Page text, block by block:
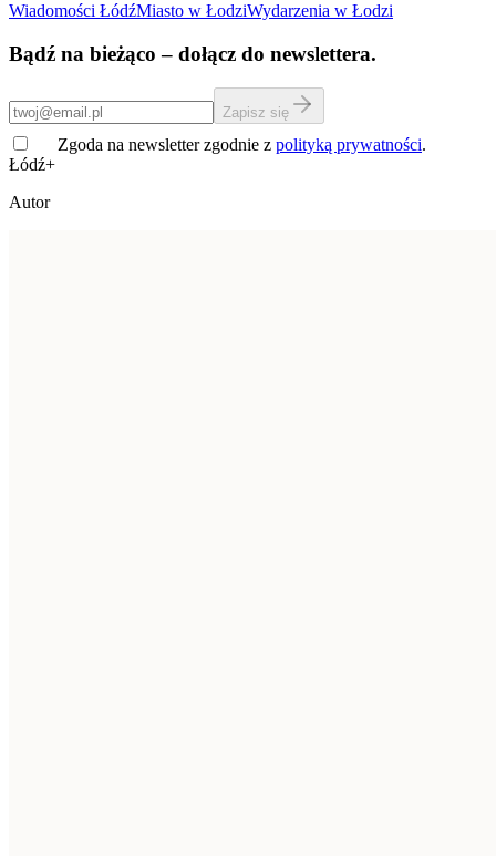
Wiadomości ŁódźMiasto w ŁodziWydarzenia w Łodzi
Bądź na bieżąco – dołącz do newslettera.
Zapisz się
Zgoda na newsletter zgodnie z polityką prywatności.
Łódź+
Autor